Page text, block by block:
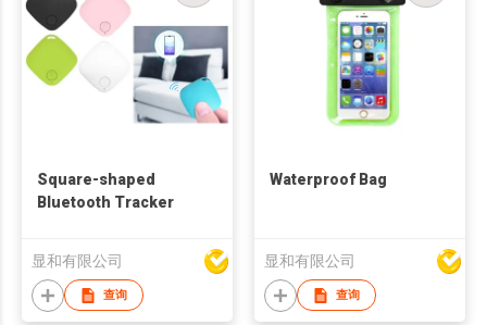
Square-shaped
Bluetooth Tracker
显和有限公司
查询
Waterproof Bag
显和有限公司
查询